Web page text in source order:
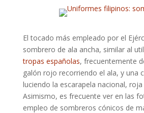
El tocado más empleado por el
sombrero de ala ancha, similar al
tropas españolas, frecuentemente
galón rojo recorriendo el ala, y una
luciendo la escarapela nacional,
Asimismo, es frecuente ver en las
empleo de sombreros cónicos de